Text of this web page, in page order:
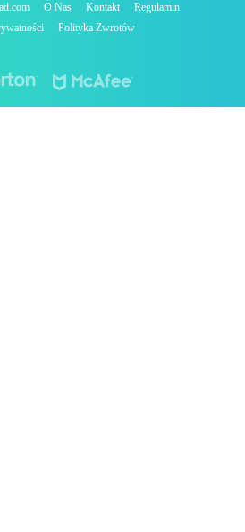
O Nas Kontakt
Regulamin
Polityka Zwrotów